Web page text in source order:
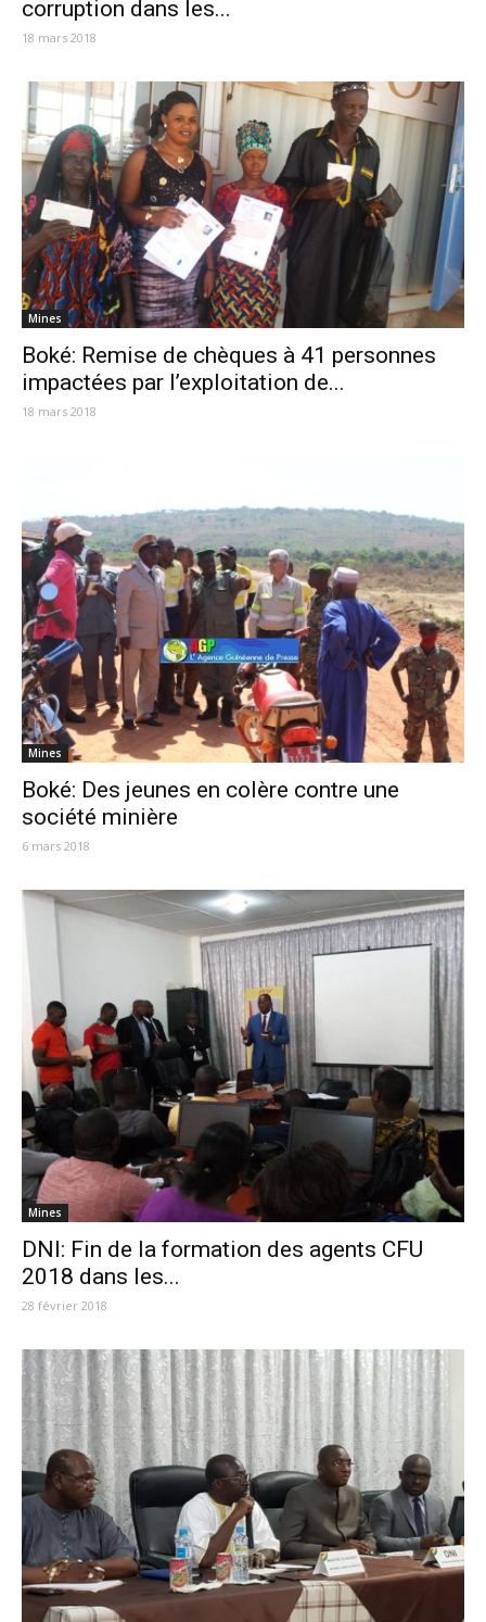
corruption dans les...
18 mars 2018
Mines
Boké: Remise de chèques à 41 personnes
impactées par l’exploitation de...
18 mars 2018
Mines
Boké: Des jeunes en colère contre une
société minière
6 mars 2018
Mines
DNI: Fin de la formation des agents CFU
2018 dans les...
28 février 2018